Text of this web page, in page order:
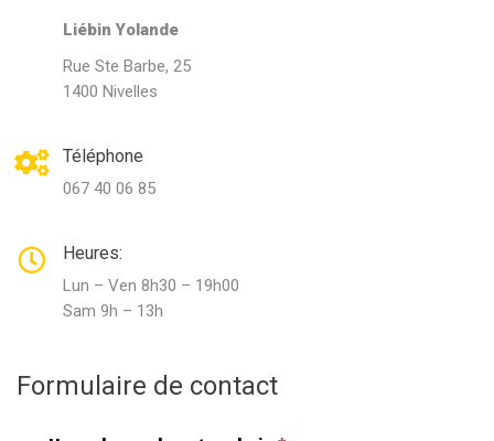
Liébin Yolande
Rue Ste Barbe, 25
1400 Nivelles
Téléphone
067 40 06 85
Heures:
Lun – Ven 8h30 – 19h00
Sam 9h – 13h
Formulaire de contact